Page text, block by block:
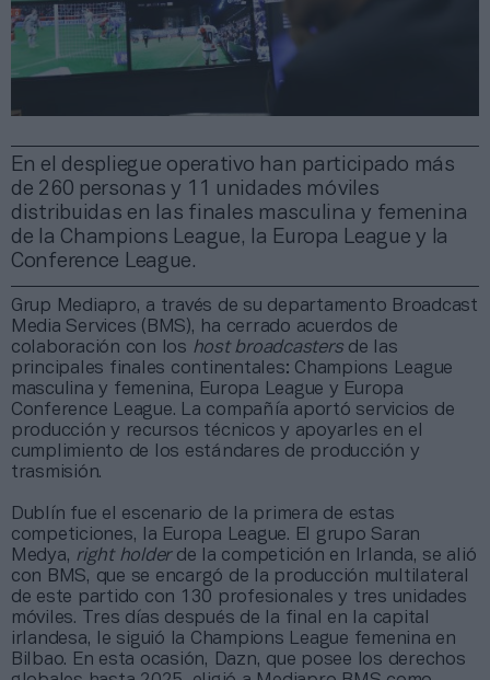
En el despliegue operativo han participado más
de 260 personas y 11 unidades móviles
distribuidas en las finales masculina y femenina
de la Champions League, la Europa League y la
Conference League.
Grup Mediapro, a través de su departamento Broadcast
Media Services (BMS), ha cerrado acuerdos de
colaboración con los host broadcasters de las
principales finales continentales: Champions League
masculina y femenina, Europa League y Europa
Conference League. La compañía aportó servicios de
producción y recursos técnicos y apoyarles en el
cumplimiento de los estándares de producción y
trasmisión.
Dublín fue el escenario de la primera de estas
competiciones, la Europa League. El grupo Saran
Medya, right holder de la competición en Irlanda, se alió
con BMS, que se encargó de la producción multilateral
de este partido con 130 profesionales y tres unidades
móviles. Tres días después de la final en la capital
irlandesa, le siguió la Champions League femenina en
Bilbao. En esta ocasión, Dazn, que posee los derechos